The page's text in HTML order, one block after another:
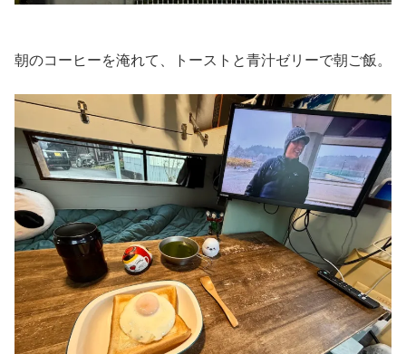
朝のコーヒーを淹れて、トーストと青汁ゼリーで朝ご飯。